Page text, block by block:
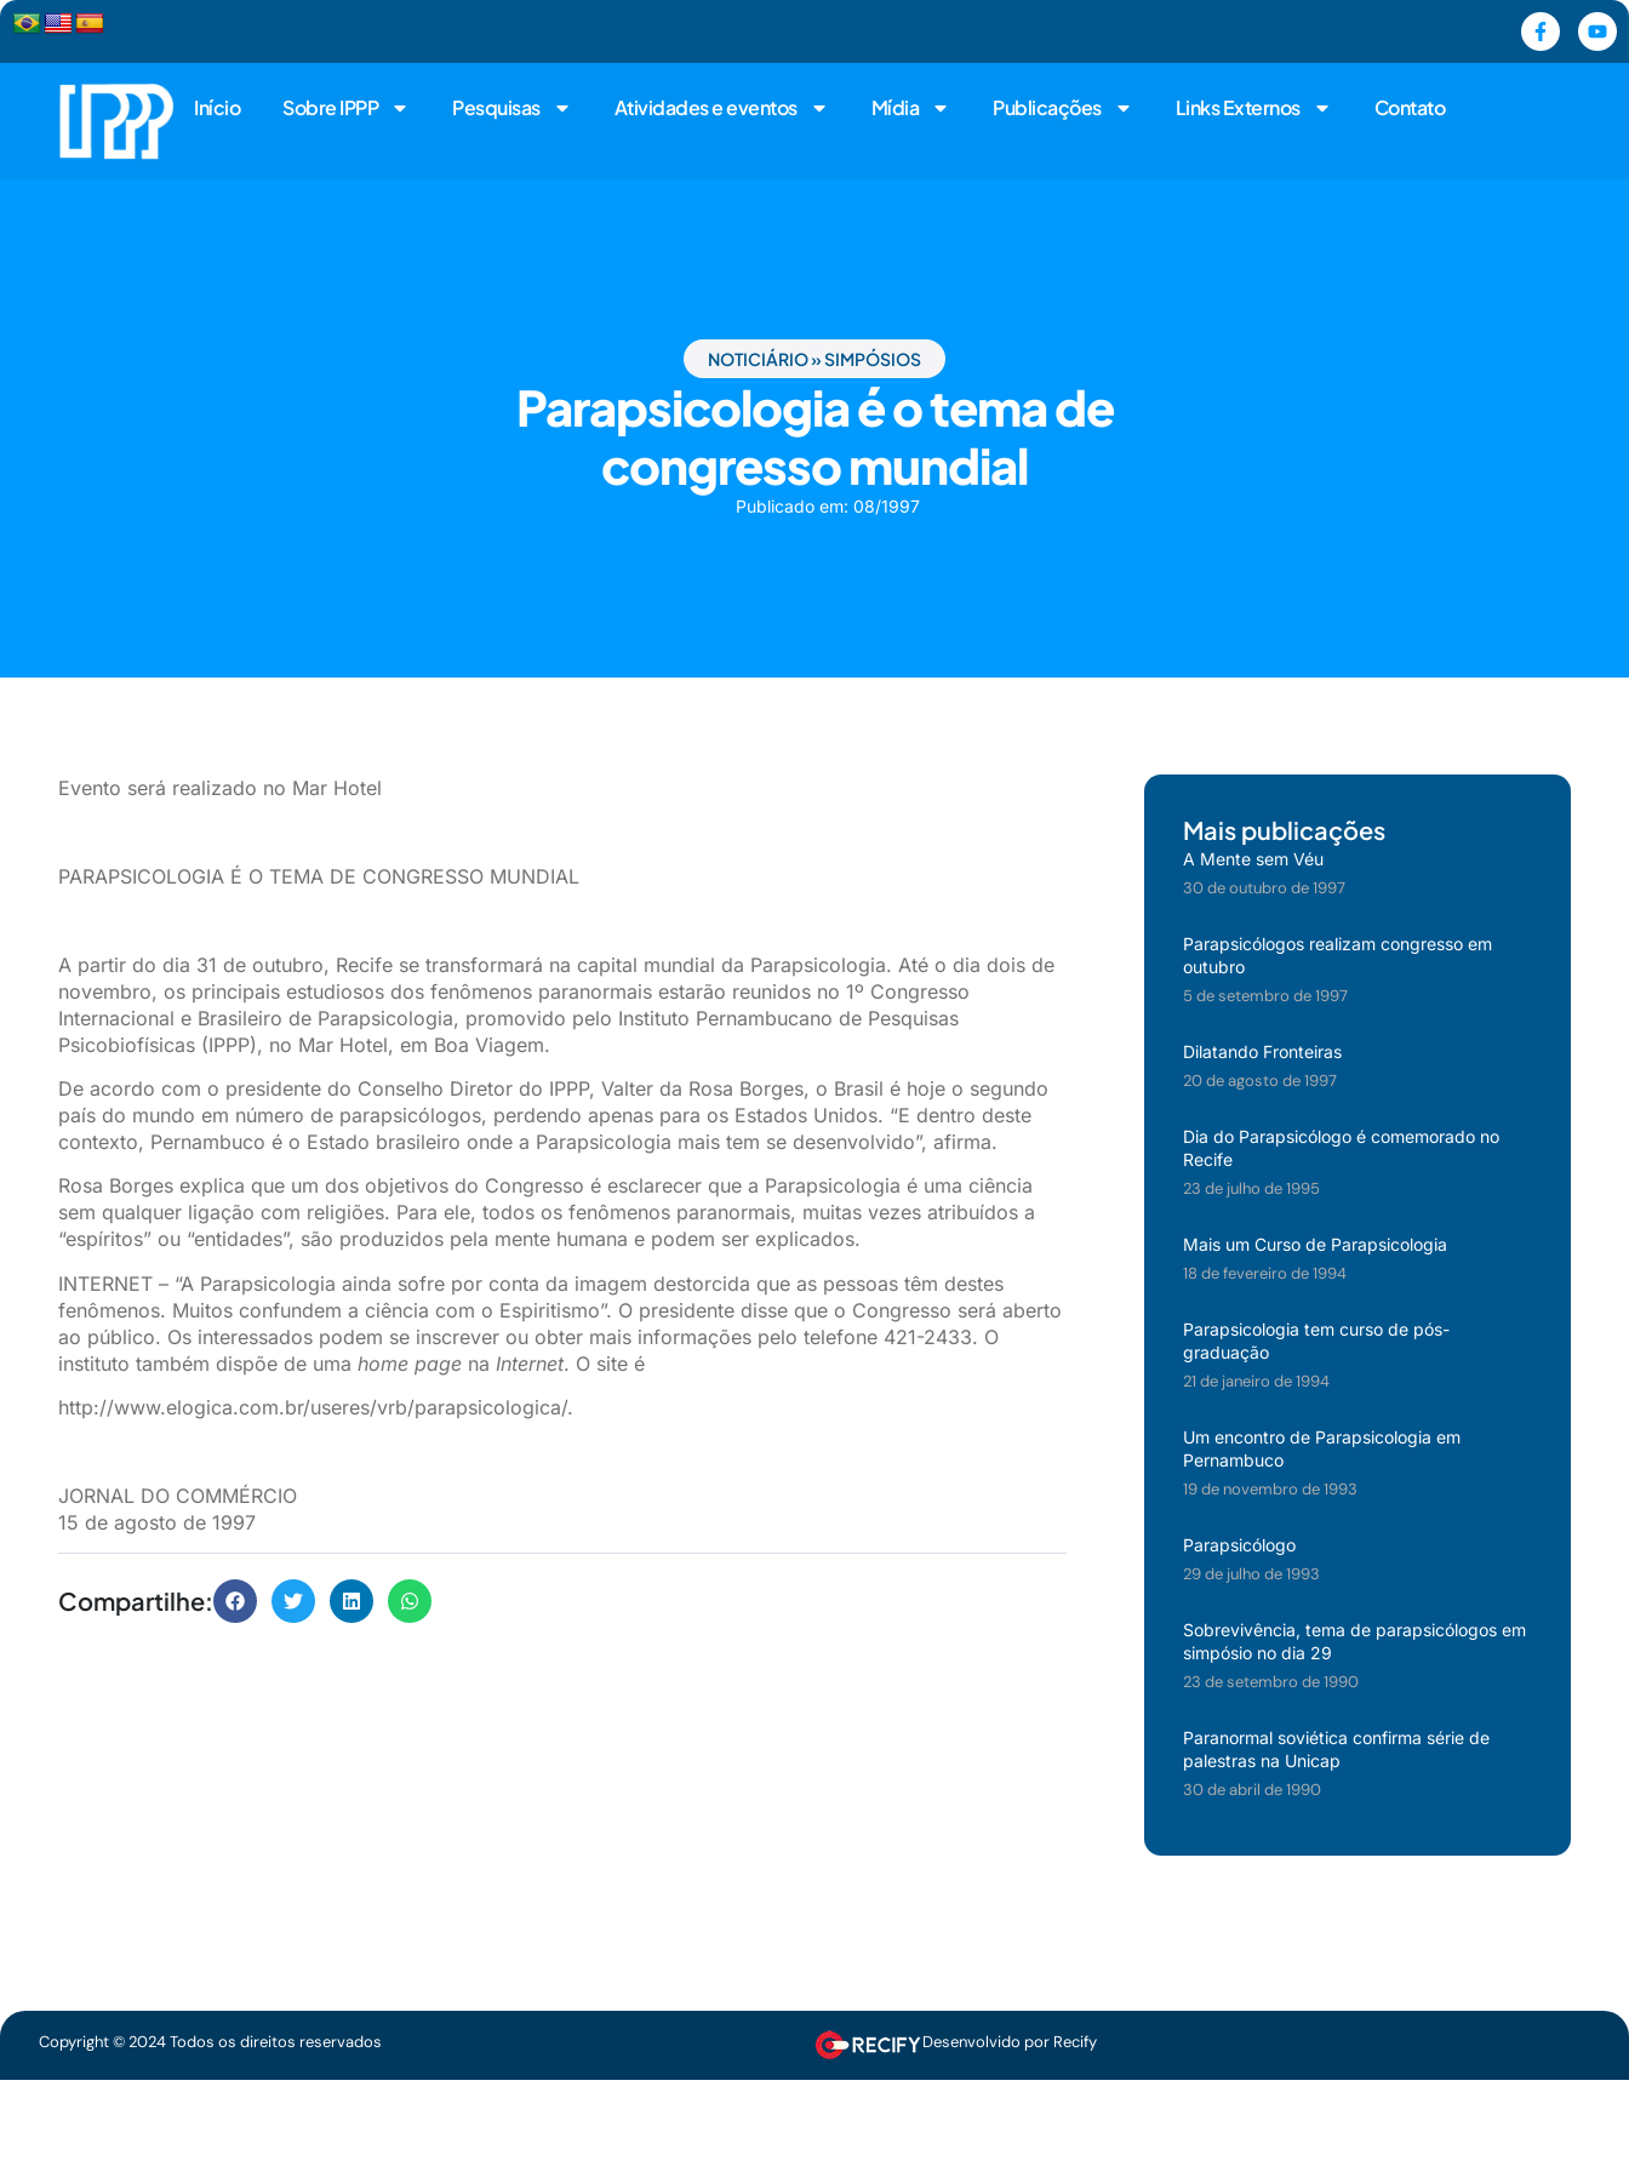
Início Sobre IPPP Pesquisas Atividades e eventos Mídia Publicações Links Externos Contato
NOTICIÁRIO»SIMPÓSIOS
Parapsicologia é o tema de
congresso mundial
Publicado em: 08/1997
Evento será realizado no Mar Hotel
PARAPSICOLOGIA É O TEMA DE CONGRESSO MUNDIAL
A partir do dia 31 de outubro, Recife se transformará na capital mundial da Parapsicologia. Até o dia dois de
novembro, os principais estudiosos dos fenômenos paranormais estarão reunidos no 1º Congresso
Internacional e Brasileiro de Parapsicologia, promovido pelo Instituto Pernambucano de Pesquisas
Psicobiofísicas (IPPP), no Mar Hotel, em Boa Viagem.
De acordo com o presidente do Conselho Diretor do IPPP, Valter da Rosa Borges, o Brasil é hoje o segundo
país do mundo em número de parapsicólogos, perdendo apenas para os Estados Unidos. “E dentro deste
contexto, Pernambuco é o Estado brasileiro onde a Parapsicologia mais tem se desenvolvido”, afirma.
Rosa Borges explica que um dos objetivos do Congresso é esclarecer que a Parapsicologia é uma ciência
sem qualquer ligação com religiões. Para ele, todos os fenômenos paranormais, muitas vezes atribuídos a
“espíritos” ou “entidades”, são produzidos pela mente humana e podem ser explicados.
INTERNET – “A Parapsicologia ainda sofre por conta da imagem destorcida que as pessoas têm destes
fenômenos. Muitos confundem a ciência com o Espiritismo”. O presidente disse que o Congresso será aberto
ao público. Os interessados podem se inscrever ou obter mais informações pelo telefone 421-2433. O
instituto também dispõe de uma home page na Internet. O site é
http://www.elogica.com.br/useres/vrb/parapsicologica/.
JORNAL DO COMMÉRCIO
15 de agosto de 1997
Compartilhe:
Mais publicações
A Mente sem Véu
30 de outubro de 1997
Parapsicólogos realizam congresso em
outubro
5 de setembro de 1997
Dilatando Fronteiras
20 de agosto de 1997
Dia do Parapsicólogo é comemorado no
Recife
23 de julho de 1995
Mais um Curso de Parapsicologia
18 de fevereiro de 1994
Parapsicologia tem curso de pós-
graduação
21 de janeiro de 1994
Um encontro de Parapsicologia em
Pernambuco
19 de novembro de 1993
Parapsicólogo
29 de julho de 1993
Sobrevivência, tema de parapsicólogos em
simpósio no dia 29
23 de setembro de 1990
Paranormal soviética confirma série de
palestras na Unicap
30 de abril de 1990
Copyright © 2024 Todos os direitos reservados Desenvolvido por Recify